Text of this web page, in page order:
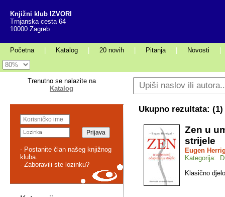
Knjižni klub IZVORI
Trnjanska cesta 64
10000 Zagreb
Početna Katalog 20 novih Pitanja Novosti
Trenutno se nalazite na
Katalog
- Postanite član našeg knjižnog
kluba.
- Zaboravili ste lozinku?
Ukupno rezultata: (1)
Zen u
strijele
Eugen
Kategorija:
Klasično